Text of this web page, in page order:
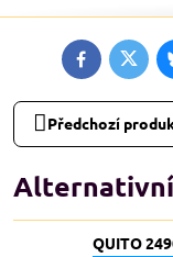
Facebook
Předchozí
QUITO